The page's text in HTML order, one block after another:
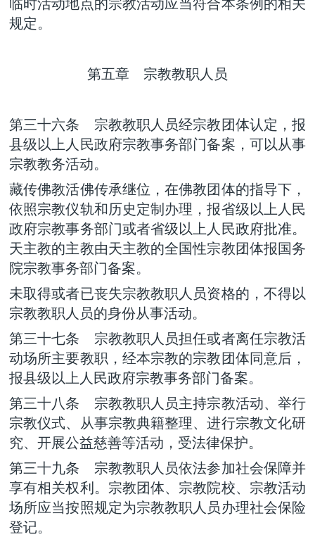
规定。
第五章 宗教教职人员
第三十六条 宗教教职人员经宗教团体认定，报
县级以上人民政府宗教事务部门备案，可以从事
宗教教务活动。
藏传佛教活佛传承继位，在佛教团体的指导下，
依照宗教仪轨和历史定制办理，报省级以上人民
政府宗教事务部门或者省级以上人民政府批准。
天主教的主教由天主教的全国性宗教团体报国务
院宗教事务部门备案。
未取得或者已丧失宗教教职人员资格的，不得以
宗教教职人员的身份从事活动。
第三十七条 宗教教职人员担任或者离任宗教活
动场所主要教职，经本宗教的宗教团体同意后，
报县级以上人民政府宗教事务部门备案。
第三十八条 宗教教职人员主持宗教活动、举行
宗教仪式、从事宗教典籍整理、进行宗教文化研
究、开展公益慈善等活动，受法律保护。
第三十九条 宗教教职人员依法参加社会保障并
享有相关权利。宗教团体、宗教院校、宗教活动
场所应当按照规定为宗教教职人员办理社会保险
登记。